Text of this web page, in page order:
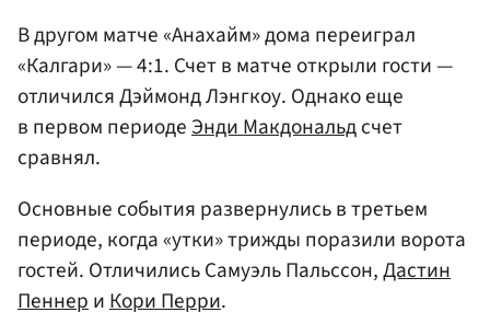
В другом матче «Анахайм» дома переиграл
«Калгари» — 4:1. Счет в матче открыли гости —
отличился Дэймонд Лэнгкоу. Однако еще
в первом периодеЭнди Макдональдсчет
сравнял.
Основные события развернулись в третьем
периоде, когда «утки» трижды поразили ворота
гостей. Отличились Самуэль Пальссон,Дастин
ПеннериКори Перри.